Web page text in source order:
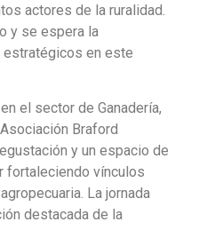
actores de la ruralidad.
y se espera la
en este
el sector de Ganadería,
Braford
y un espacio de
fortaleciendo vínculos
La jornada
destacada de la